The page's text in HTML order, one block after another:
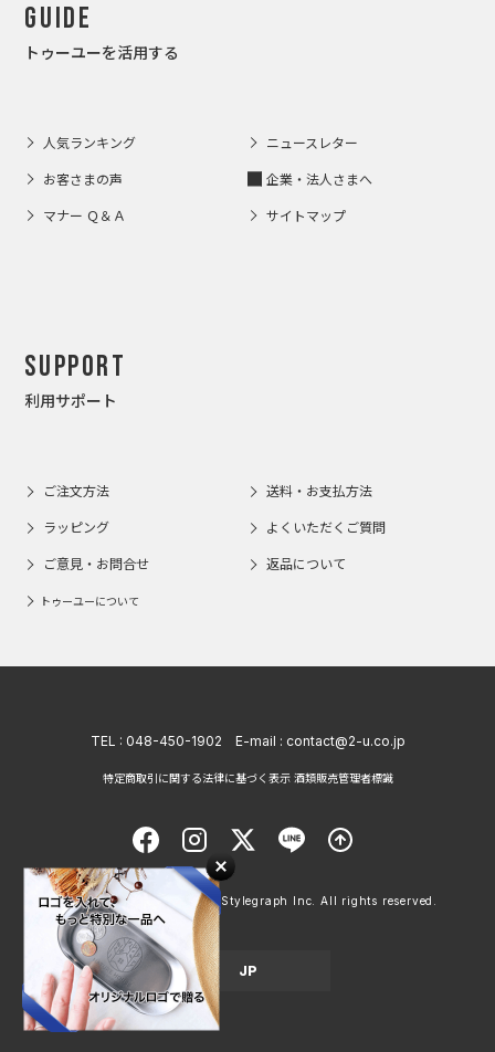
Guide
トゥーユーを活用する
人気ランキング ニュースレター
お客さまの声 企業・法人さまへ
マナー Ｑ＆Ａ サイトマップ
Support
利用サポート
ご注文方法 送料・お支払方法
ラッピング よくいただくご質問
ご意見・お問合せ 返品について
トゥーユーについて
TEL : 048-450-1902 E-mail : contact@2-u.co.jp
特定商取引に関する法律に基づく表示 酒類販売管理者標識
Copyright © 1998 - 2026 Stylegraph Inc. All rights reserved.
JP